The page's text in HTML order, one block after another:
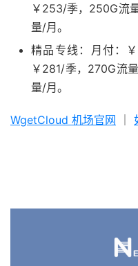
￥253/季，250G流
量/月。
精品专线：月付：
￥281/季，270G流
量/月。
WgetCloud 机场官网